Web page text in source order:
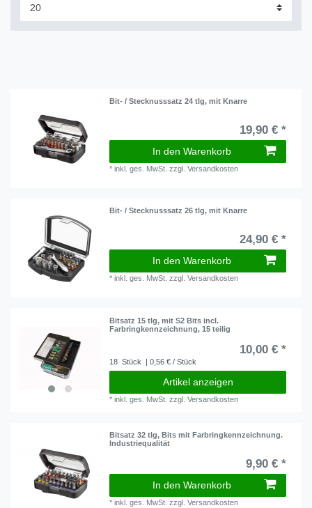
Bit- / Stecknusssatz 24 tlg, mit Knarre
19,90 € *
In den Warenkorb
*inkl. ges. MwSt. zzgl.Versandkosten
Bit- / Stecknusssatz 26 tlg, mit Knarre
24,90 € *
In den Warenkorb
*inkl. ges. MwSt. zzgl.Versandkosten
Bitsatz 15 tlg, mit S2 Bits incl.
Farbringkennzeichnung, 15 teilig
10,00 € *
18 Stück | 0,56 € / Stück
Artikel anzeigen
*inkl. ges. MwSt. zzgl.Versandkosten
Bitsatz 32 tlg, Bits mit Farbringkennzeichnung.
Industriequalität
9,90 € *
In den Warenkorb
*inkl. ges. MwSt. zzgl.Versandkosten